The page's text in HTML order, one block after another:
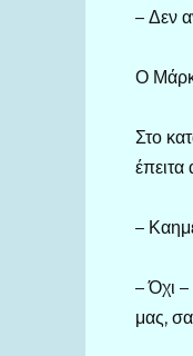
– Δεν
Ο
Στο
έπειτα
–
– Όχι
μας,